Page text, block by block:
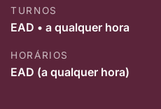
TURNOS
EAD • a qualquer hora
HORÁRIOS
EAD (a qualquer hora)